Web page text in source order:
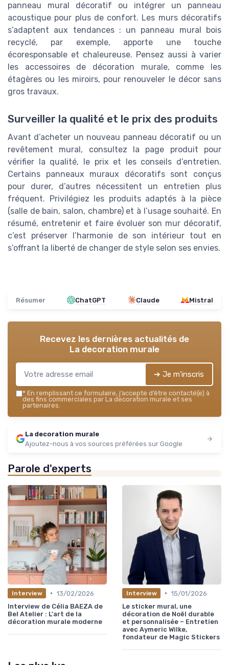
panneau mural décoratif ou intégrer un panneau
acoustique pour plus de confort. Les murs décoratifs
s’adaptent aux tendances : un panneau mural bois
recyclé, par exemple, apporte une touche
écoresponsable et chaleureuse. Pensez aussi à varier
les accessoires de décoration murale, comme les
étagères ou les miroirs, pour renouveler le décor sans
gros travaux.
Surveiller la qualité et le prix des produits
Avant d’acheter un nouveau panneau décoratif ou un
revêtement mural, consultez la page produit pour
vérifier la qualité, le prix et les conseils d’entretien.
Certains panneaux muraux décoratifs sont conçus
pour durer, d’autres nécessitent un entretien plus
fréquent. Privilégiez les produits adaptés à la pièce
(salle de bain, salon, chambre) et à l’usage souhaité. En
résumé, entretenir et faire évoluer son mur décoratif,
c’est préserver l’harmonie de son intérieur tout en
s’offrant la liberté de changer de style selon ses envies.
Résumer ChatGPT Claude Mistral
Recevez les dernières actualités de
La decoration murale
➔ Je m'inscris
* En remplissant ce formulaire, j’accepte d’être contacté(e) à
des fins commerciales par La decoration murale et ses
partenaires.
La decoration murale
Ajoutez-nous à vos sources préférées sur Google
Parole d'experts
Interview • 13/02/2026
Interview de Célia BAEZA de
Bel Atelier : L'art de la
décoration murale moderne
Interview • 15/01/2026
Le sticker mural, une
décoration de Noël durable
et personnalisée – Entretien
avec Aymeric Wilke,
fondateur de Magic Stickers